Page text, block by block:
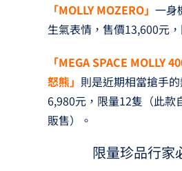
「MOLLY MOZERO」 一身
生氣表情，售價13,600元
「MEGA SPACE MOLLY
怒熊」 則是近期相當搶手
6,980元，限量12隻（此款
販售）。
限量珍品行家